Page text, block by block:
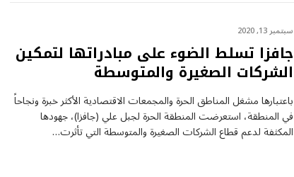
سبتمبر 13, 2020
جافزا تسلط الضوء على مبادراتها لتمكين
الشركات الصغيرة والمتوسطة
باعتبارها مشغل المناطق الحرة والمجمعات الاقتصادية الأكثر خبرة ونجاحاً
في المنطقة، استعرضت المنطقة الحرة لجبل علي (جافزا)، جهودها
المكثفة لدعم قطاع الشركات الصغيرة والمتوسطة التي تأثرت…